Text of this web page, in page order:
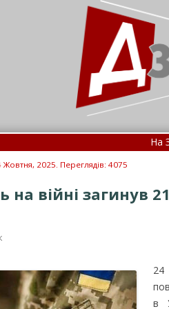
На Закарпатті сталася
В ЄС назвали головну
2025. Переглядів: 4075
на війні загинув
в